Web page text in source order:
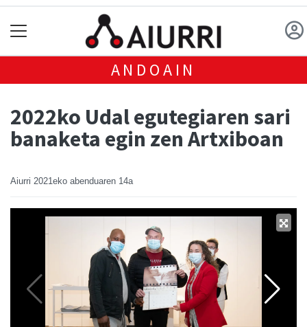
ANDOAIN
2022ko Udal egutegiaren sari
banaketa egin zen Artxiboan
Aiurri 2021eko abenduaren 14a